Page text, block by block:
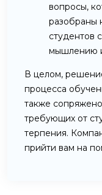
вопросы,
разобраны
студентов
мышлению
В целом,
процесса
также
требующих от
терпения.
прийти вам на